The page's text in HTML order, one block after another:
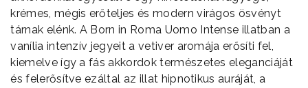
krémes, mégis erőteljes és modern virágos ösvényt
tárnak elénk. A Born in Roma Uomo Intense illatban a
vanília intenzív jegyeit a vetiver aromája erősíti fel,
kiemelve így a fás akkordok természetes eleganciáját
és felerősítve ezáltal az illat hipnotikus auráját, a